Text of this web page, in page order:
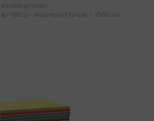
Hobbyartikler
- 180 g - Assorteret farver - 1500 ark